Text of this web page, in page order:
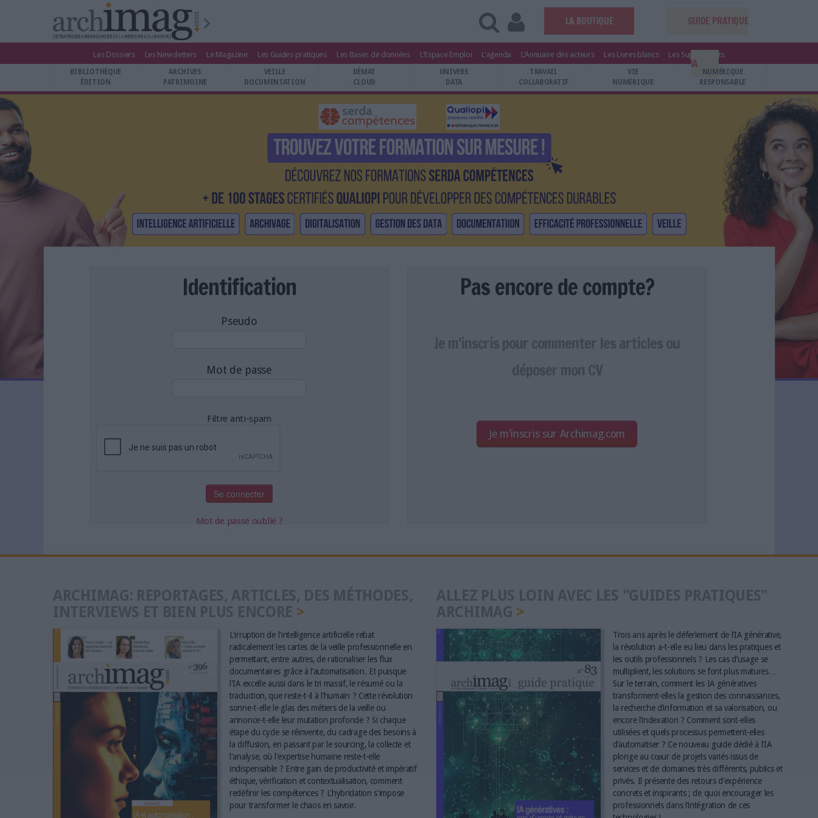
LA BOUTIQUE GUIDE PRATIQUE
IA
BIBLIOTHÈQUE ÉDITION
ARCHIVES PATRIMOINE
VEILLE DOCUMENTATION
UNIVERS DATA
TRAVAIL COLLABORATIF
VIE NUMÉRIQUE
NUMÉRIQUE RESPONSABLE
L'ANNUAIRE DES ACTEURS
NOS OFFRES D'ABONNEMENTS
Les Dossiers Les Newsletters Le Magazine Les Guides pratiques Les Bases de données L'Espace Emploi L'agenda L'Annuaire des acteurs Les Livres blancs Les Suppléments
BIBLIOTHÈQUE
ÉDITION
ARCHIVES
PATRIMOINE
VEILLE
DOCUMENTATION
DÉMAT
CLOUD
UNIVERS
DATA
TRAVAIL
COLLABORATIF
VIE
NUMÉRIQUE
NUMÉRIQUE
RESPONSABLE
Identification
Pseudo
Mot de passe
Filtre anti-spam
Mot de passe oublié ?
Pas encore de compte?
Je m'inscris sur Archimag.com
L'irruption de l'intelligence artificielle rebat
radicalement les cartes de la veille professionnelle en
permettant, entre autres, de rationaliser les flux
documentaires grâce à l’automatisation. Et puisque
l'IA excelle aussi dans le tri massif, le résumé ou la
traduction, que reste-t-il à l’humain ? Cette révolution
sonne-t-elle le glas des métiers de la veille ou
annonce-t-elle leur mutation profonde ? Si chaque
étape du cycle se réinvente, du cadrage des besoins à
la diffusion, en passant par le sourcing, la collecte et
l'analyse, où l'expertise humaine reste-t-elle
indispensable ? Entre gain de productivité et impératif
éthique, vérification et contextualisation, comment
redéfinir les compétences ? L'hybridation s'impose
pour transformer le chaos en savoir.
Trois ans après le déferlement de l’IA générative,
la révolution a-t-elle eu lieu dans les pratiques et
les outils professionnels ? Les cas d’usage se
multiplient, les solutions se font plus matures…
Sur le terrain, comment les IA génératives
transforment-elles la gestion des connaissances,
la recherche d’information et sa valorisation, ou
encore l’indexation ? Comment sont-elles
utilisées et quels processus permettent-elles
d’automatiser ? Ce nouveau guide dédié à l’IA
plonge au cœur de projets variés issus de
services et de domaines très différents, publics et
privés. Il présente des retours d’expérience
concrets et inspirants ; de quoi encourager les
professionnels dans l’intégration de ces